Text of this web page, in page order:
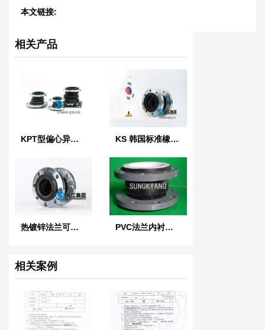
本文链接:
相关产品
KPT型偏心异径橡胶接头 KS 韩国标准橡胶防震接头
热镀锌法兰可曲挠橡胶接头 PVC法兰内衬四氟橡胶软接头
相关案例